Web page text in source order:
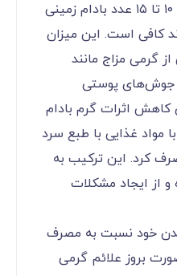
به طور معمول، مصرف روزانه ۱۰ تا ۱۵ عدد بادام زمینی
کافی است. این میزان
گرمی‌ مزاج مانند
جوش‌های پوستی
کاهش اثرات گرم بادام
مواد غذایی با طبع سرد
کرد. این ترکیب به
از ایجاد مشکلات
خود نسبت به مصرف
بروز علائم گرمی‌